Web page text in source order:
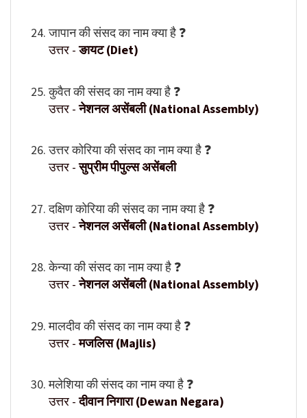
जापान की संसद का नाम क्या है ❓
उत्तर -ङायट (Diet)
कुवैत की संसद का नाम क्या है ❓
उत्तर -नेशनल असेंबली (National Assembly)
उत्तर कोरिया की संसद का नाम क्या है ❓
उत्तर -सुप्रीम पीपुल्स असेंबली
दक्षिण कोरिया की संसद का नाम क्या है ❓
उत्तर -नेशनल असेंबली (National Assembly)
केन्या की संसद का नाम क्या है ❓
उत्तर -नेशनल असेंबली (National Assembly)
मालदीव की संसद का नाम क्या है ❓
उत्तर -मजलिस (Majlis)
मलेशिया की संसद का नाम क्या है ❓
उत्तर -दीवान निगारा (Dewan Negara)